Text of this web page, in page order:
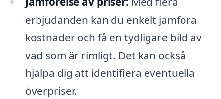
erbjudanden kan du enkelt jämföra
kostnader och få en tydligare bild av
vad som är rimligt. Det kan också
hjälpa dig att identifiera eventuella
överpriser.